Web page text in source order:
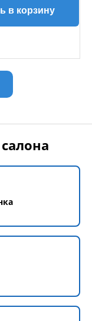
в корзину